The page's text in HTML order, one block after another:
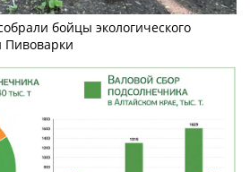
бойцы экологического
Пивоварки